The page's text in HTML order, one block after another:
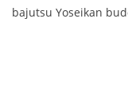
bajutsu Yoseikan